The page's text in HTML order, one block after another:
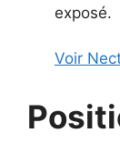
exposé.
Voir